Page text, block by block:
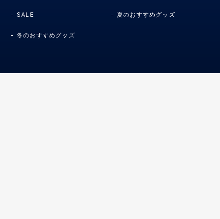
SALE 夏のおすすめグッズ
冬のおすすめグッズ